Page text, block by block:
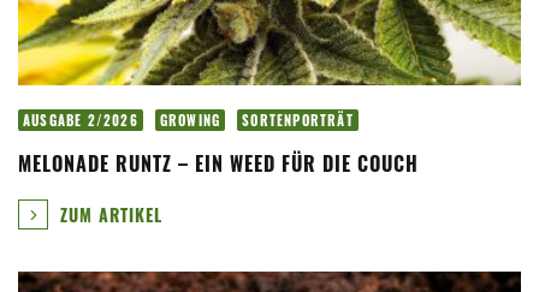
AUSGABE 2/2026 GROWING SORTENPORTRÄT
MELONADE RUNTZ – EIN WEED FÜR DIE COUCH
ZUM ARTIKEL